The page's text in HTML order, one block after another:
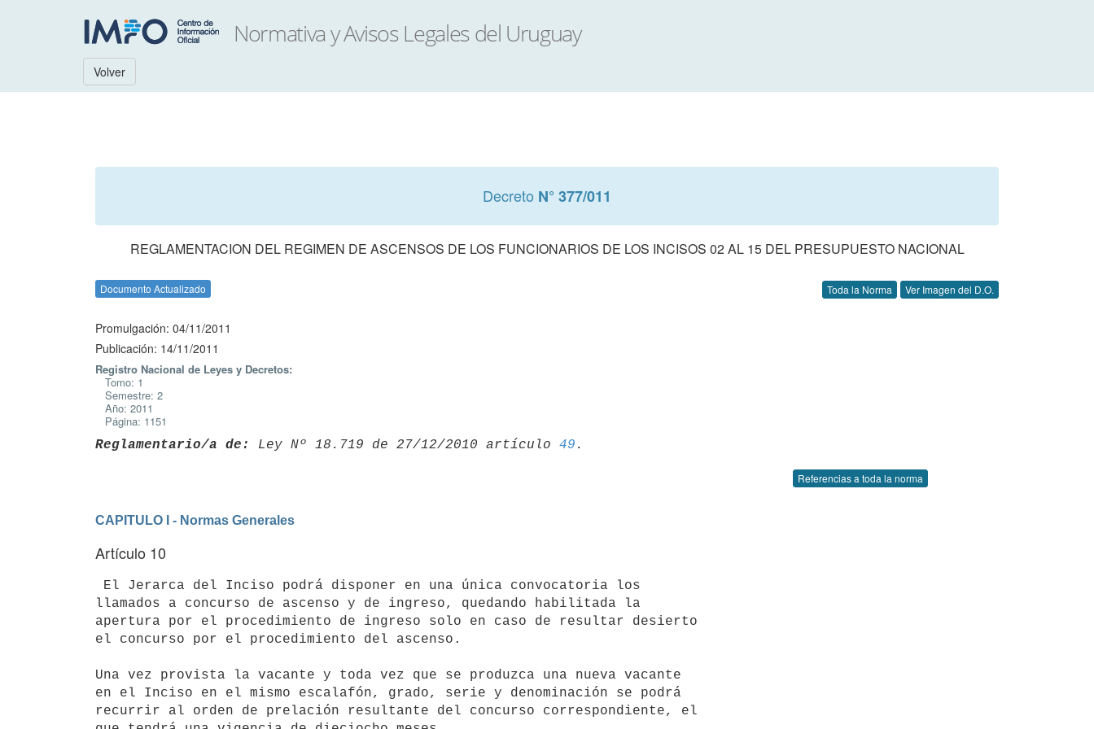
Volver
Decreto N° 377/011
REGLAMENTACION DEL REGIMEN DE ASCENSOS DE LOS FUNCIONARIOS DE LOS INCISOS 02 AL 15 DEL PRESUPUESTO NACIONAL
Documento Actualizado Toda la Norma Ver Imagen del D.O.
Promulgación: 04/11/2011
Publicación: 14/11/2011
Registro Nacional de Leyes y Decretos:
Tomo: 1
Semestre: 2
Año: 2011
Página: 1151
Reglamentario/a de: Ley Nº 18.719 de 27/12/2010 artículo 49
Referencias a toda la norma
CAPITULO I - Normas Generales
Artículo 10
llamados a concurso de ascenso y de ingreso, quedando habilitada la
apertura por el procedimiento de ingreso solo en caso de resultar desierto
el concurso por el procedimiento del ascenso.
Una vez provista la vacante y toda vez que se produzca una nueva vacante
en el Inciso en el mismo escalafón, grado, serie y denominación se podrá
recurrir al orden de prelación resultante del concurso correspondiente, el